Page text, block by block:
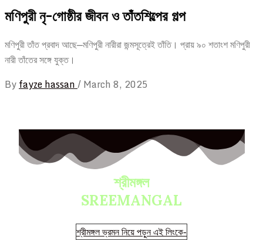
মণিপুরী নৃ-গোষ্ঠীর জীবন ও তাঁতশিল্পের গল্প
মণিপুরী তাঁত প্রবাদ আছে—মণিপুরী নারীরা জন্মসূত্রেই তাঁতি। প্রায় ৯০ শতাংশ মণিপুরী
নারী তাঁতের সঙ্গে যুক্ত।
Byfayze hassan/March 8, 2025
শ্রীমঙ্গল
SREEMANGAL
শ্রীমঙ্গল ভ্রমন নিয়ে পড়ুন এই লিংকে-